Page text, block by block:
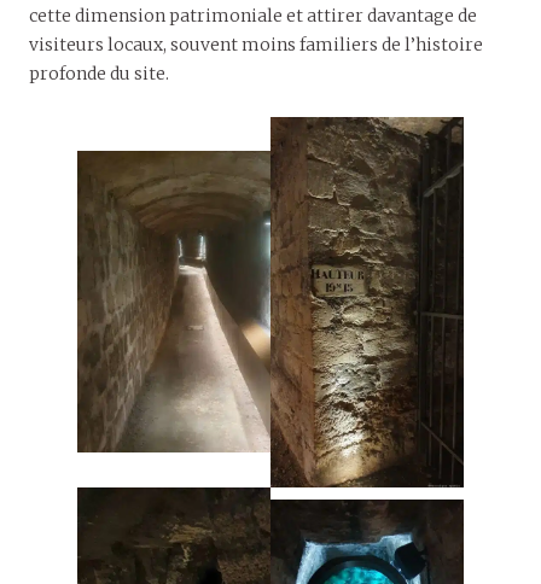
cette dimension patrimoniale et attirer davantage de
visiteurs locaux, souvent moins familiers de l’histoire
profonde du site.